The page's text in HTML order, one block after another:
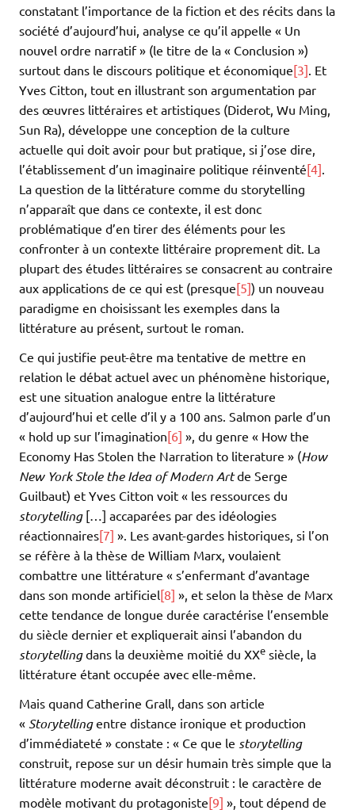
constatant l’importance de la fiction et des récits dans la
société d’aujourd’hui, analyse ce qu’il appelle « Un
nouvel ordre narratif » (le titre de la « Conclusion »)
surtout dans le discours politique et économique[3]. Et
Yves Citton, tout en illustrant son argumentation par
des œuvres littéraires et artistiques (Diderot, Wu Ming,
Sun Ra), développe une conception de la culture
actuelle qui doit avoir pour but pratique, si j’ose dire,
l’établissement d’un imaginaire politique réinventé[4].
La question de la littérature comme du storytelling
n’apparaît que dans ce contexte, il est donc
problématique d’en tirer des éléments pour les
confronter à un contexte littéraire proprement dit. La
plupart des études littéraires se consacrent au contraire
aux applications de ce qui est (presque[5]) un nouveau
paradigme en choisissant les exemples dans la
littérature au présent, surtout le roman.
Ce qui justifie peut-être ma tentative de mettre en
relation le débat actuel avec un phénomène historique,
est une situation analogue entre la littérature
d’aujourd’hui et celle d’il y a 100 ans. Salmon parle d’un
« hold up sur l’imagination[6] », du genre « How the
Economy Has Stolen the Narration to literature » (How
New York Stole the Idea of Modern Artde Serge
Guilbaut) et Yves Citton voit « les ressources du
storytelling[…] accaparées par des idéologies
réactionnaires[7] ». Les avant-gardes historiques, si l’on
se réfère à la thèse de William Marx, voulaient
combattre une littérature « s’enfermant d’avantage
dans son monde artificiel[8] », et selon la thèse de Marx
cette tendance de longue durée caractérise l’ensemble
du siècle dernier et expliquerait ainsi l’abandon du
storytellingdans la deuxième moitié du XXe siècle, la
littérature étant occupée avec elle-même.
Mais quand Catherine Grall, dans son article
« Storytellingentre distance ironique et production
d’immédiateté » constate : « Ce que le storytelling
construit, repose sur un désir humain très simple que la
littérature moderne avait déconstruit : le caractère de
modèle motivant du protagoniste[9] », tout dépend de